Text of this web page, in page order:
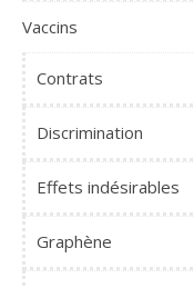
Vaccins
Contrats
Discrimination
Effets indésirables
Graphène